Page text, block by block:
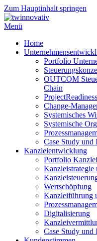
Zum Hauptinhalt springen
Menü
Home
Portfolio
OUTCOM
Chain
ProjectReadiness
Change-
Systemisches
Systemische
Case Study und
Kanzleientwicklung
Portfolio
Kanzleistrategie
Wertschöpfung
Kanzleiführung
Digitalisierung
Case Study